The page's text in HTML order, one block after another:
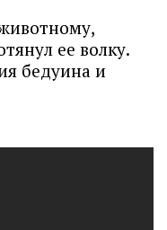
ее волку.
бедуина и